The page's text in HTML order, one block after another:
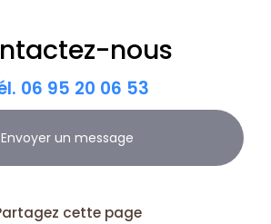
nous
06 95 20 06 53
Envoyer un message
cette page